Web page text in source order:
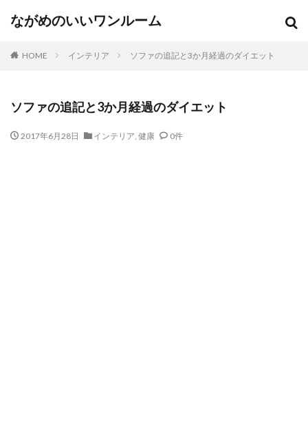
ながめのいいワンルーム
HOME インテリア ソファの追記と3か月経過のダイエット
ソファの追記と3か月経過のダイエット
2017年6月28日 インテリア, 健康 0件